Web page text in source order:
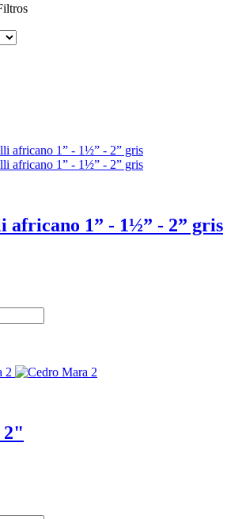
africano 1” - 1½” - 2” gris
2"